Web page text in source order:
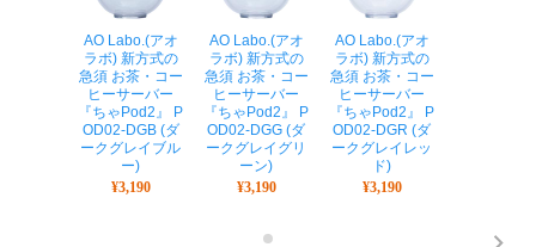
AO Labo.(アオ
ラボ) 新方式の
急須 お茶・コー
ヒーサーバー
『ちゃPod2』 P
OD02-DGB (ダ
ークグレイブル
ー)
AO Labo.(アオ
ラボ) 新方式の
急須 お茶・コー
ヒーサーバー
『ちゃPod2』 P
OD02-DGG (ダ
ークグレイグリ
ーン)
AO Labo.(アオ
ラボ) 新方式の
急須 お茶・コー
ヒーサーバー
『ちゃPod2』 P
OD02-DGR (ダ
ークグレイレッ
ド)
¥3,190
¥3,190 ¥3,190